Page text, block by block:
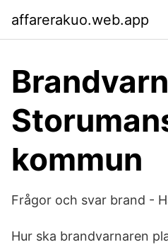
affarerakuo.web.app
kommun
Frågor och svar brand -
Hur ska brandvarnaren